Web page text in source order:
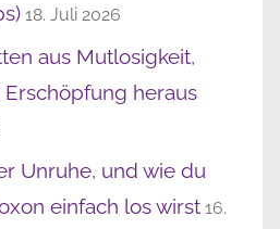
18. Juli 2026
aus Mutlosigkeit,
heraus
Unruhe, und wie du
einfach los wirst 16.